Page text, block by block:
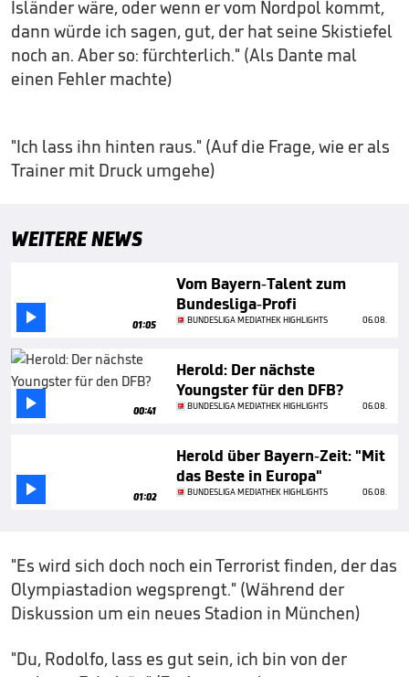
Isländer wäre, oder wenn er vom Nordpol kommt,
dann würde ich sagen, gut, der hat seine Skistiefel
noch an. Aber so: fürchterlich." (Als Dante mal
einen Fehler machte)
"Ich lass ihn hinten raus." (Auf die Frage, wie er als
Trainer mit Druck umgehe)
WEITERE NEWS
 01:05
Vom Bayern-Talent zum
Bundesliga-Profi
BUNDESLIGA MEDIATHEK HIGHLIGHTS 06.08.
 00:41
Herold: Der nächste
Youngster für den DFB?
BUNDESLIGA MEDIATHEK HIGHLIGHTS 06.08.
 01:02
Herold über Bayern-Zeit: "Mit
das Beste in Europa"
BUNDESLIGA MEDIATHEK HIGHLIGHTS 06.08.
"Es wird sich doch noch ein Terrorist finden, der das
Olympiastadion wegsprengt." (Während der
Diskussion um ein neues Stadion in München)
"Du, Rodolfo, lass es gut sein, ich bin von der